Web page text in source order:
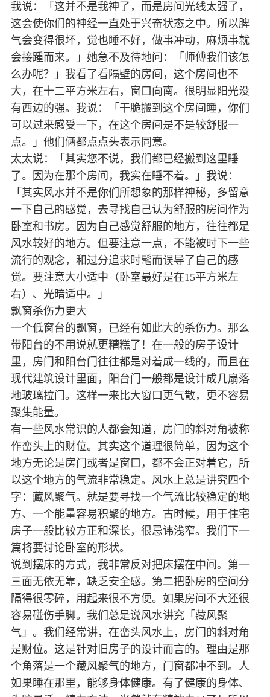
我说：「这并不是我神了，而是房间光线太强了，
这会使你们的神经一直处于兴奋状态之中。所以脾
气会变得很坏，觉也睡不好，做事冲动，麻烦事就
会接踵而来。」她急不及待地问：「师傅我们该怎
么办呢？」我看了看隔壁的房间，这个房间也不
大，在十二平方米左右，窗口向南。很明显阳光没
有西边的强。我说：「干脆搬到这个房间睡，你们
可以过来感受一下，在这个房间是不是较舒服一
点。」他们俩都点点头表示同意。
太太说：「其实您不说，我们都已经搬到这里睡
了。因为在那个房间，我实在睡不着。」我说：
「其实风水并不是你们所想象的那样神秘，多留意
一下自己的感觉，去寻找自己认为舒服的房间作为
卧室和书房。因为自己感觉舒服的地方，往往都是
风水较好的地方。但要注意一点，不能被时下一些
流行的观念，和过分追求时髦而误导了自己的感
觉。要注意大小适中（卧室最好是在15平方米左
右）、光暗适中。」
飘窗杀伤力更大
一个低窗台的飘窗，已经有如此大的杀伤力。那么
带阳台的不用说就更糟糕了！在一般的房子设计
里，房门和阳台门往往都是对着成一线的，而且在
现代建筑设计里面，阳台门一般都是设计成几扇落
地玻璃拉门。这样一来比大窗口更气散，更不容易
聚集能量。
有一些风水常识的人都会知道，房门的斜对角被称
作峦头上的财位。其实这个道理很简单，因为这个
地方无论是房门或者是窗口，都不会正对着它，所
以这个地方的气流非常稳定。风水上总是讲究四个
字：藏风聚气。就是要寻找一个气流比较稳定的地
方、一个能量容易积聚的地方。古时候，用于住宅
房子一般比较方正和深长，很忌讳浅窄。我们下一
篇将要讨论卧室的形状。
说到摆床的方式，我非常反对把床摆在中间。第一
三面无依无靠，缺乏安全感。第二把卧房的空间分
隔得很零碎，用起来很不方便。如果房间不大还很
容易碰伤手脚。我们总是说风水讲究「藏风聚
气」。我们经常讲，在峦头风水上，房门的斜对角
是财位。这是针对旧房子的设计而言的。理由是那
个角落是一个藏风聚气的地方，门窗都冲不到。人
如果睡在那里，能够身体健康。有了健康的身体、